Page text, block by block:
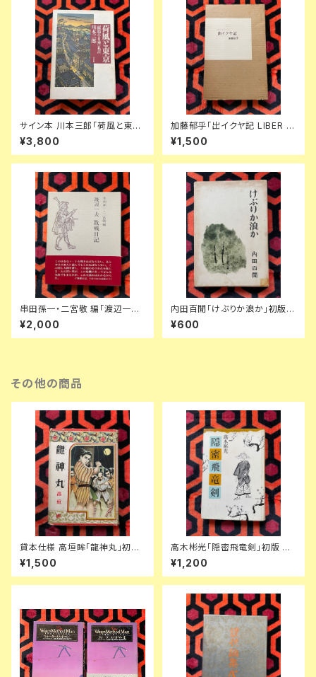
サイン本 川本三郎「荷風と東京
『断腸亭日乗』私註」初版 都市出
版 東京人
¥3,800
加藤郁乎「出イクヤ記 LIBER E
XICVIAE」初版 函入り 挿絵:齋
藤和雄 天眼社 俳句集
¥1,500
串田孫一・二宮敬 編「渡辺一
夫 敗戦日記」 初版 函入り 帯
付き 装幀:串田孫一 博文館新社
¥2,000
内田百閒「けぶりか浪か」初版
函入り 装幀:内田克已 新潮社
¥600
その他の商品
貸本仕様 高垣眸「龍神丸」初版
挿絵:伊藤幾久造 ポプラ社 少年
倶楽部
¥1,500
高木彬光「隠密飛竜剣」初版 装
幀:中尾進 東京文藝社
¥1,200